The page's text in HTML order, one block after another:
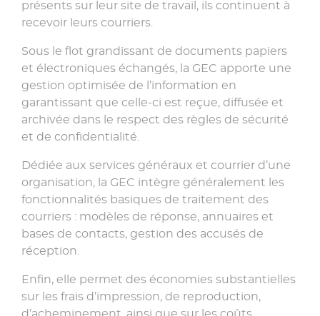
présents sur leur site de travail, ils continuent à
recevoir leurs courriers.
Sous le flot grandissant de documents papiers
et électroniques échangés, la GEC apporte une
gestion optimisée de l’information en
garantissant que celle-ci est reçue, diffusée et
archivée dans le respect des règles de sécurité
et de confidentialité.
Dédiée aux services généraux et courrier d’une
organisation, la GEC intègre généralement les
fonctionnalités basiques de traitement des
courriers : modèles de réponse, annuaires et
bases de contacts, gestion des accusés de
réception.
Enfin, elle permet des économies substantielles
sur les frais d’impression, de reproduction,